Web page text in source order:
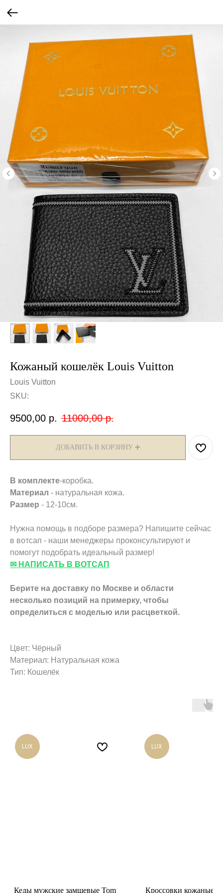
Кожаный кошелёк Louis Vuitton
Louis Vuitton
SKU:
9500,00 р. 11000,00 р.
ДОБАВИТЬ В КОРЗИНУ ➕
В комплекте-коробка.
Материал - натуральная кожа.
Размер - 12-10см.
Нужна помощь в подборе размера? Напишите сейчас
в вотсап - наши менеджеры проконсультируют и
помогут подобрать идеальный размер!
✉ НАПИСАТЬ В ВОТСАП
Берите на доставку по Москве и области
несколько позиций на примерку, чтобы
определиться с моделью или расцветкой.
Цвет: Чёрный
Материал: Натуральная кожа
Тип: Кошелёк
LUX
Кеды мужские замшевые Tom
LUX
Кроссовки кожаные